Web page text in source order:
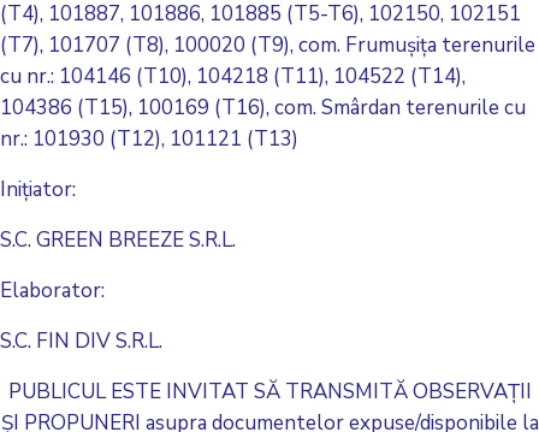
(T4), 101887, 101886, 101885 (T5-T6), 102150, 102151
(T7), 101707 (T8), 100020 (T9), com. Frumușița terenurile
cu nr.: 104146 (T10), 104218 (T11), 104522 (T14),
104386 (T15), 100169 (T16), com. Smârdan terenurile cu
nr.: 101930 (T12), 101121 (T13)
Inițiator:
S.C. GREEN BREEZE S.R.L.
Elaborator:
S.C. FIN DIV S.R.L.
PUBLICUL ESTE INVITAT SĂ TRANSMITĂ OBSERVAȚII
ȘI PROPUNERI asupra documentelor expuse/disponibile la